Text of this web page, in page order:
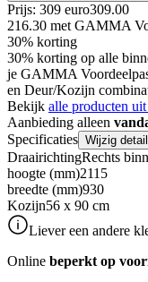
Prijs: 309 euro309.00
216.30 met GAMMA
30% korting
30% korting op alle
je GAMMA
en Deur/Kozijn
Bekijk alle producten uit
Aanbieding alleen
Specificaties Wijzig
DraairichtingRechts
hoogte (mm)2115
breedte (mm)930
Kozijn56 x 90 cm
Liever een andere
Online beperkt op